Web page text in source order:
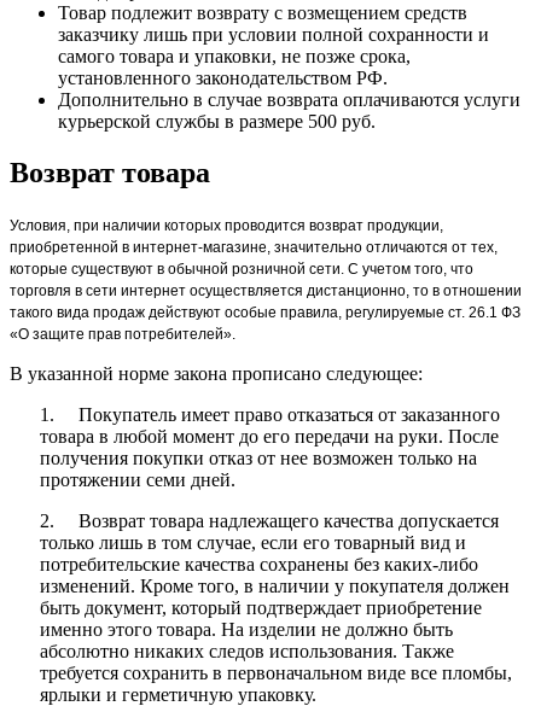
Товар подлежит возврату с возмещением средств
заказчику лишь при условии полной сохранности и
самого товара и упаковки, не позже срока,
установленного законодательством РФ.
Дополнительно в случае возврата оплачиваются услуги
курьерской службы в размере 500 руб.
Возврат товара
Условия, при наличии которых проводится возврат продукции,
приобретенной в интернет-магазине, значительно отличаются от тех,
которые существуют в обычной розничной сети. С учетом того, что
торговля в сети интернет осуществляется дистанционно, то в отношении
такого вида продаж действуют особые правила, регулируемые ст. 26.1 ФЗ
«О защите прав потребителей».
В указанной норме закона прописано следующее:
1. Покупатель имеет право отказаться от заказанного
товара в любой момент до его передачи на руки. После
получения покупки отказ от нее возможен только на
протяжении семи дней.
2. Возврат товара надлежащего качества допускается
только лишь в том случае, если его товарный вид и
потребительские качества сохранены без каких-либо
изменений. Кроме того, в наличии у покупателя должен
быть документ, который подтверждает приобретение
именно этого товара. На изделии не должно быть
абсолютно никаких следов использования. Также
требуется сохранить в первоначальном виде все пломбы,
ярлыки и герметичную упаковку.